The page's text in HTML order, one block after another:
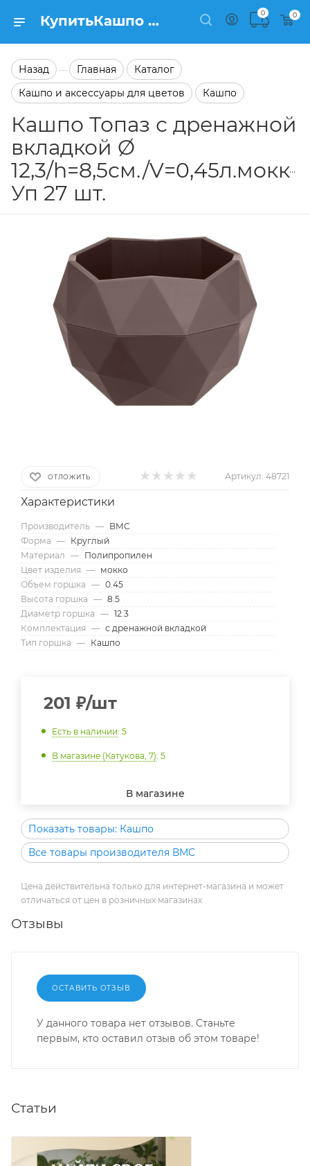
КупитьКашпо Топаз с дренажной вкладкой Ø 12,3/h=8,5см./V=0,45л.мокко Уп 27 шт. в каталоге Кашпо Заказать Кашпо Топаз с дренажной вкладкой Ø 12,3/h=8,5см./V=0,45л.мокко Уп 27 шт. в каталоге Кашпо на сайте Semfart.ru 0
0
Назад — Главная
Каталог
Кашпо и аксессуары для цветов
Кашпо
Кашпо Топаз с дренажной
вкладкой Ø
12,3/h=8,5см./V=0,45л.мокко
Уп 27 шт.
ОТЛОЖИТЬ Артикул: 48721
Характеристики
Производитель — ВМС
Форма — Круглый
Материал — Полипропилен
Цвет изделия — мокко
Объем горшка — 0.45
Высота горшка — 8.5
Диаметр горшка — 12.3
Комплектация — с дренажной вкладкой
Тип горшка — Кашпо
201 ₽/шт
Есть в наличии: 5
В магазине (Катукова, 7): 5
В магазине
Показать товары: Кашпо
Все товары производителя ВМС
Цена действительна только для интернет-магазина и может
отличаться от цен в розничных магазинах
Отзывы
ОСТАВИТЬ ОТЗЫВ
У данного товара нет отзывов. Станьте
первым, кто оставил отзыв об этом товаре!
Статьи